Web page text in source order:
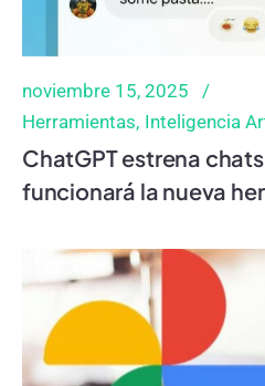
noviembre 15, 2025
Herramientas Inteligencia
ChatGPT estrena
funcionará la nueva